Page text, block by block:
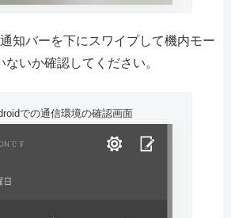
知バーを下にスワイプして機内モー
ないか確認してください。
での通信環境の確認画面